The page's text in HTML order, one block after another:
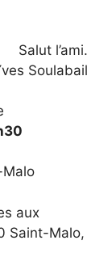
Salut l’ami.
Soulabail
aux
Saint-Malo,